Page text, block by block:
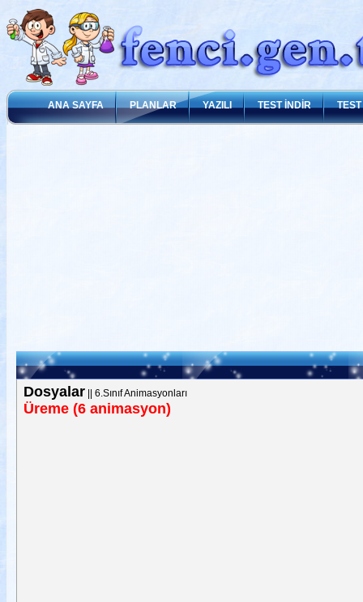
ANA SAYFA PLANLAR YAZILI TEST İNDİR
Dosyalar|| 6.Sınıf Animasyonları
Üreme (6 animasyon)